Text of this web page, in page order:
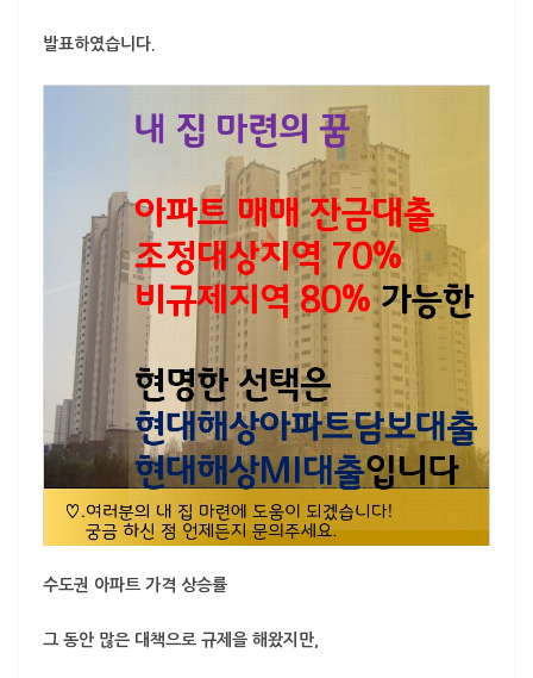
발표하였습니다.
수도권 아파트 가격 상승률
그 동안 많은 대책으로 규제을 해왔지만,